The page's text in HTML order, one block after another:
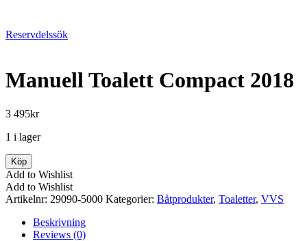
Reservdelssök
Manuell Toalett Compact 2018
3 495kr
1 i lager
Manuell
Toalett
Compact
2018
Köp
Add to Wishlist
Add to Wishlist
Artikelnr: 29090-5000 Kategorier: Båtprodukter, Toaletter, VVS
Beskrivning
Reviews (0)